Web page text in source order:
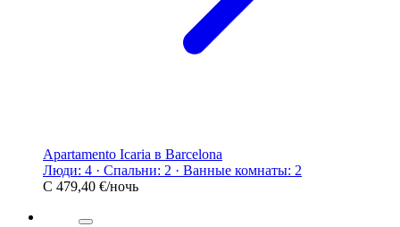
Apartamento Icaria в Barcelona
Люди: 4 · Спальни: 2 · Ванные комнаты: 2
С 479,40 €/ночь